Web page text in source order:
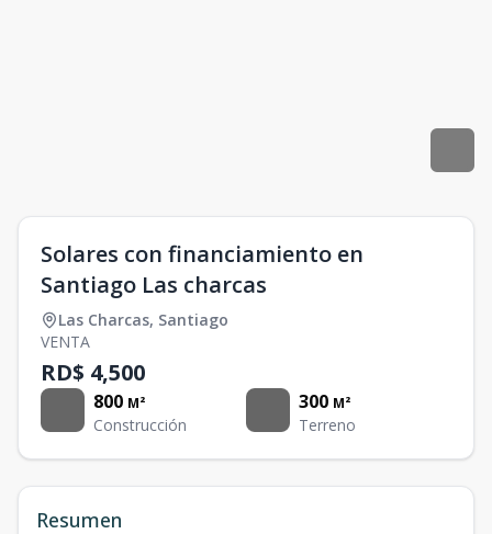
Solares con financiamiento en
Santiago Las charcas
Las Charcas, Santiago
VENTA
RD$ 4,500
800 M²
Construcción
300 M²
Terreno
Resumen